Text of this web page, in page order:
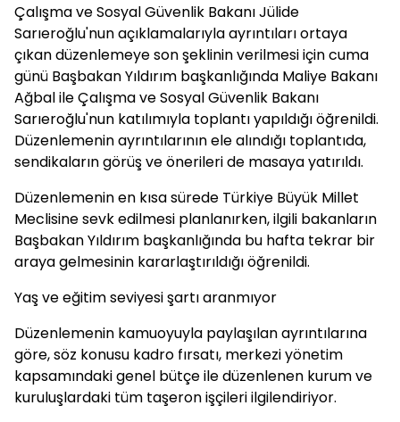
Çalışma ve Sosyal Güvenlik Bakanı Jülide
Sarıeroğlu'nun açıklamalarıyla ayrıntıları ortaya
çıkan düzenlemeye son şeklinin verilmesi için cuma
günü Başbakan Yıldırım başkanlığında Maliye Bakanı
Ağbal ile Çalışma ve Sosyal Güvenlik Bakanı
Sarıeroğlu'nun katılımıyla toplantı yapıldığı öğrenildi.
Düzenlemenin ayrıntılarının ele alındığı toplantıda,
sendikaların görüş ve önerileri de masaya yatırıldı.
Düzenlemenin en kısa sürede Türkiye Büyük Millet
Meclisine sevk edilmesi planlanırken, ilgili bakanların
Başbakan Yıldırım başkanlığında bu hafta tekrar bir
araya gelmesinin kararlaştırıldığı öğrenildi.
Yaş ve eğitim seviyesi şartı aranmıyor
Düzenlemenin kamuoyuyla paylaşılan ayrıntılarına
göre, söz konusu kadro fırsatı, merkezi yönetim
kapsamındaki genel bütçe ile düzenlenen kurum ve
kuruluşlardaki tüm taşeron işçileri ilgilendiriyor.